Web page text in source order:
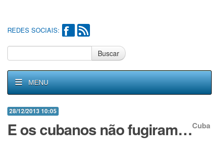
REDES SOCIAIS:
Buscar
MENU
28/12/2013 10:05
E os cubanos não fugiram…Cuba